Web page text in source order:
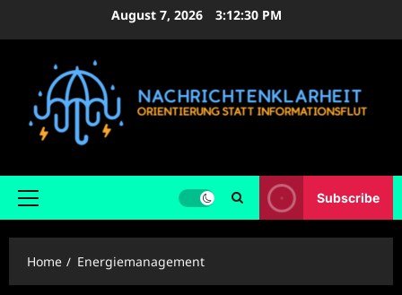
August 7, 2026 3:12:30 PM
Primary
Subscribe
Home Energiemanagement